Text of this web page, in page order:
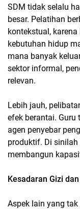
SDM tidak selalu
besar. Pelatihan
kontekstual,
kebutuhan hidup
mana banyak
sektor informal,
relevan.
Lebih jauh,
efek berantai. Guru
agen penyebar
produktif. Di
membangun
Kesadaran Gizi
Aspek lain yang